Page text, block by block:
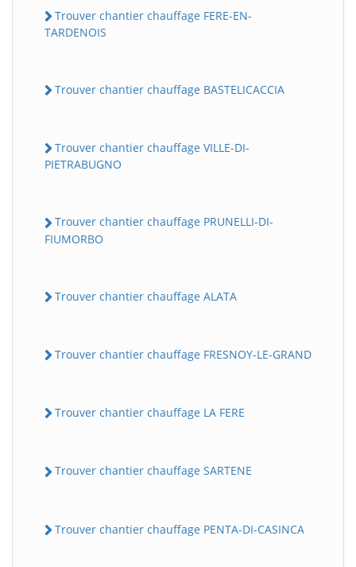
Trouver chantier chauffage FERE-EN-
TARDENOIS
Trouver chantier chauffage BASTELICACCIA
Trouver chantier chauffage VILLE-DI-
PIETRABUGNO
Trouver chantier chauffage PRUNELLI-DI-
FIUMORBO
Trouver chantier chauffage ALATA
Trouver chantier chauffage FRESNOY-LE-GRAND
Trouver chantier chauffage LA FERE
Trouver chantier chauffage SARTENE
Trouver chantier chauffage PENTA-DI-CASINCA